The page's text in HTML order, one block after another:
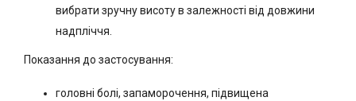
вибрати зручну висоту в залежності від довжини
надпліччя.
Показання до застосування:
головні болі, запаморочення, підвищена